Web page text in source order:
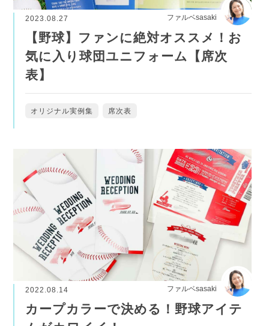
ファルベsasaki
2023.08.27
【野球】ファンに絶対オススメ！お
気に入り球団ユニフォーム【席次
表】
オリジナル実例集 席次表
ファルベsasaki
2022.08.14
カープカラーで決める！野球アイテ